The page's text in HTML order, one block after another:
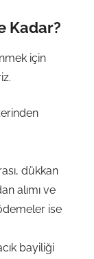
Kadar?
için
dükkan
alımı ve
ise
bayiliği